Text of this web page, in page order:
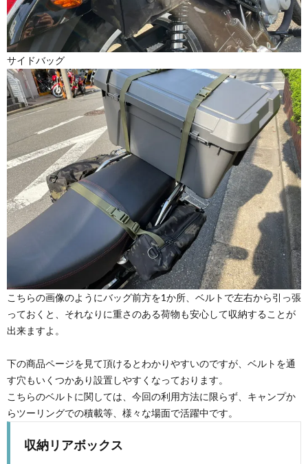
サイドバッグ
こちらの画像のようにバッグ前方を1か所、ベルトで左右から引っ張
っておくと、それなりに重さのある荷物も安心して収納することが
出来ますよ。
下の商品ページを見て頂けるとわかりやすいのですが、ベルトを通
す穴もいくつかあり設置しやすくなっております。
こちらのベルトに関しては、今回の利用方法に限らず、キャンプか
らツーリングでの積載等、様々な場面で活躍中です。
収納リアボックス